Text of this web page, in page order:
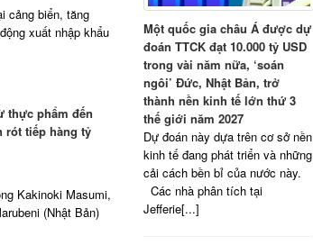
cảng biển, tăng
xuất nhập khẩu
thực phẩm đến
rót tiếp hàng tỷ
Kakinoki Masumi,
(Nhật Bản)
Một quốc gia châu Á được dự
đoán TTCK đạt 10.000 tỷ USD
trong vài năm nữa, ‘soán
ngôi’ Đức, Nhật Bản, trở
thành nền kinh tế lớn thứ 3
thế giới năm 2027
Dự đoán này dựa trên cơ sở nền
kinh tế đang phát triển và những
cải cách bền bỉ của nước này.
Các nhà phân tích tại
Jefferie[...]